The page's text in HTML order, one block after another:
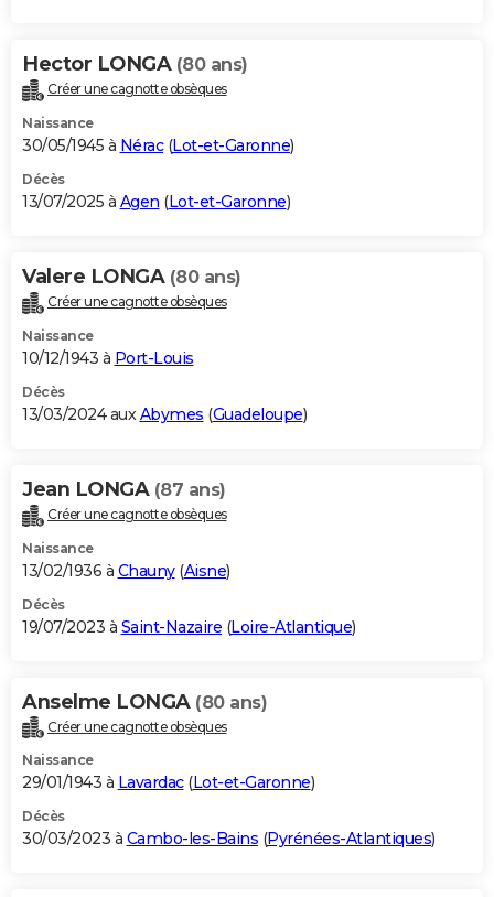
Carte de Noël
Carte Bonne année
Carte Saint-Valentin
Carte Pâques
Carte d'anniversaire
DICTIONNAIRE
Dictionnaire
Biographies
Citations
Expressions
Proverbes
PROGRAMME TV
S'inscrire
Se connecter
Lycées
Collèges
Primaires
Universités
Entreprises
Service militaire
Avis de recherche
AVIS DE DÉCÈS
Bricolage
Lifestyle
Culture
Sport
Auto
Television
Voyage
Cinema
Hector LONGA (80 ans)
Créer une cagnotte obsèques
Naissance
30/05/1945 à Nérac(Lot-et-Garonne)
Décès
13/07/2025 à Agen (Lot-et-Garonne)
Valere LONGA (80 ans)
Créer une cagnotte obsèques
Naissance
10/12/1943 à Port-Louis
Décès
13/03/2024 auxAbymes (Guadeloupe)
Jean LONGA (87 ans)
Créer une cagnotte obsèques
Naissance
13/02/1936 à Chauny(Aisne)
Décès
19/07/2023 à Saint-Nazaire (Loire-Atlantique)
Anselme LONGA (80 ans)
Créer une cagnotte obsèques
Naissance
29/01/1943 à Lavardac(Lot-et-Garonne)
Décès
30/03/2023 à Cambo-les-Bains (Pyrénées-Atlantiques)